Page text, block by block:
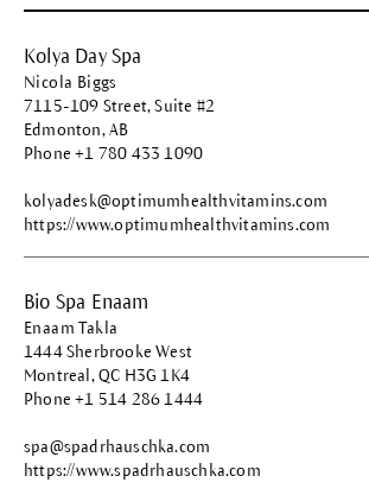
Kolya Day Spa
Nicola Biggs
7115-109 Street, Suite #2
Edmonton, AB
Phone +1 780 433 1090
kolyadesk@optimumhealthvitamins.com
https://www.optimumhealthvitamins.com
Bio Spa Enaam
Enaam Takla
1444 Sherbrooke West
Montreal, QC H3G 1K4
Phone +1 514 286 1444
spa@spadrhauschka.com
https://www.spadrhauschka.com